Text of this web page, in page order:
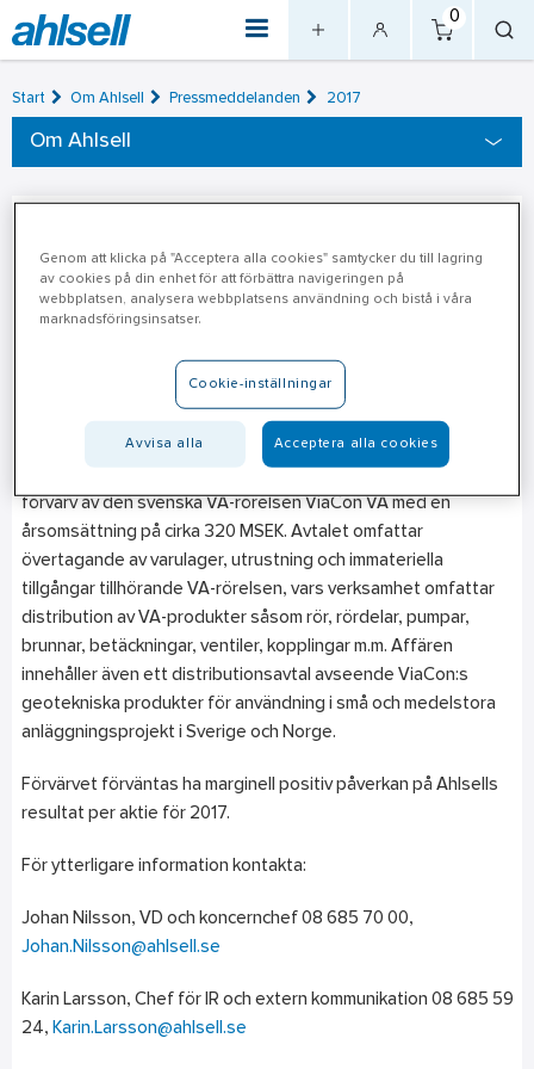
0
Start Om Ahlsell Pressmeddelanden 2017
Om Ahlsell
godkänns av Konkurrensverket
specialiserade VA-distributören ViaCon VA. Konkurrensverket
har per den 2017-09-29 meddelat att förvärvet godkänns.
Tillträde beräknas ske under början av november.
förvärv av den svenska VA-rörelsen ViaCon VA med en
årsomsättning på cirka 320 MSEK. Avtalet omfattar
övertagande av varulager, utrustning och immateriella
tillgångar tillhörande VA-rörelsen, vars verksamhet omfattar
distribution av VA-produkter såsom rör, rördelar, pumpar,
brunnar, betäckningar, ventiler, kopplingar m.m. Affären
innehåller även ett distributionsavtal avseende ViaCon:s
geotekniska produkter för användning i små och medelstora
anläggningsprojekt i Sverige och Norge.
Förvärvet förväntas ha marginell positiv påverkan på Ahlsells
resultat per aktie för 2017.
För ytterligare information kontakta:
Johan Nilsson, VD och koncernchef 08 685 70 00,
Johan.Nilsson@ahlsell.se
Karin Larsson, Chef för IR och extern kommunikation 08 685 59
24, Karin.Larsson@ahlsell.se
Genom att klicka på "Acceptera alla cookies" samtycker du till lagring
av cookies på din enhet för att förbättra navigeringen på
webbplatsen, analysera webbplatsens användning och bistå i våra
marknadsföringsinsatser.
Cookie-inställningar
Avvisa alla Acceptera alla cookies